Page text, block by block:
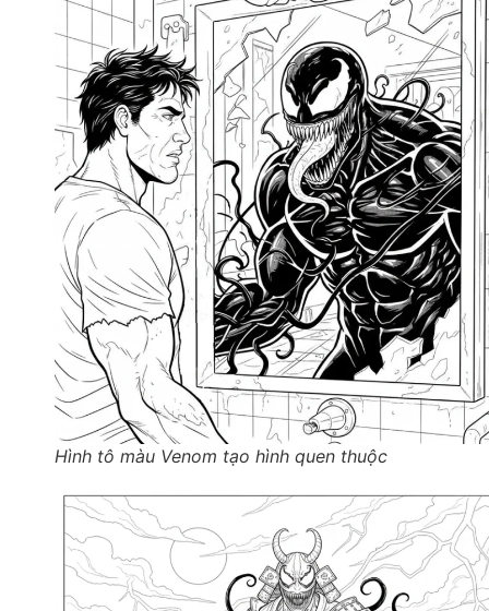
Hình tô màu Venom tạo hình quen thuộc